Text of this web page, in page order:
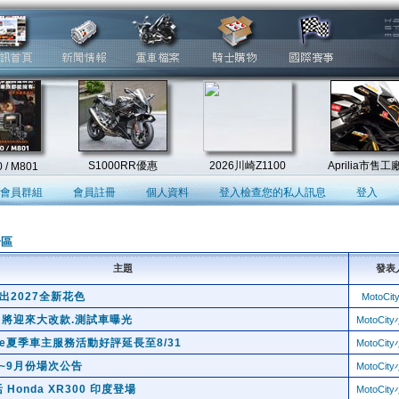
會員群組 會員註冊 個人資料 登入檢查您的私人訊息 登入
主題 發
2027全新花色
迎來大改款.測試車曝光 MotoCity
季車主服務活動好評延長至8/31 MotoCity
月份場次公告 MotoCity
Honda XR300 印度登場 MotoCity